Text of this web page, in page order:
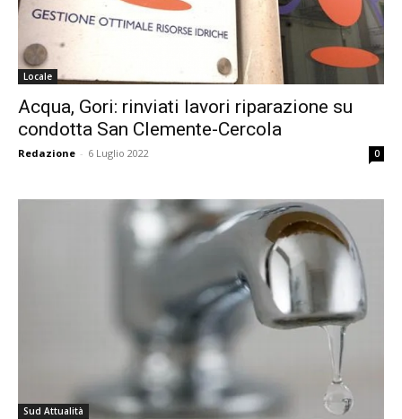
Locale
Acqua, Gori: rinviati lavori riparazione su
condotta San Clemente-Cercola
Redazione - 6 Luglio 2022 0
Sud Attualità